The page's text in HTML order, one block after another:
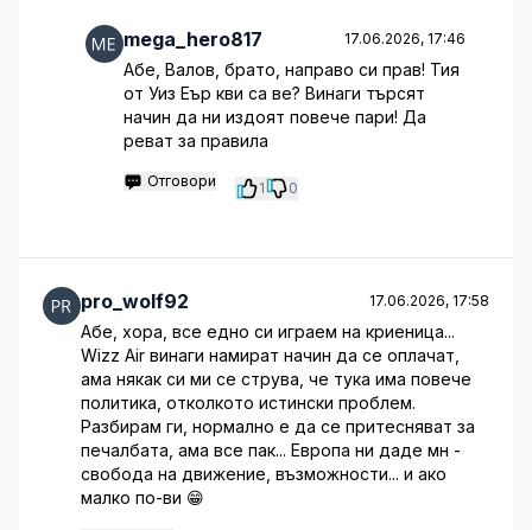
mega_hero817 17.06.2026, 17:46
Абе, Валов, брато, направо си прав! Тия
от Уиз Еър кви са ве? Винаги търсят
начин да ни издоят повече пари! Да
реват за правила
Отговори 1 0
pro_wolf92 17.06.2026, 17:58
Абе, хора, все едно си играем на криеница...
Wizz Air винаги намират начин да се оплачат,
ама някак си ми се струва, че тука има повече
политика, отколкото истински проблем.
Разбирам ги, нормално е да се притесняват за
печалбата, ама все пак... Европа ни даде мн -
свобода на движение, възможности... и ако
малко по-ви 😁